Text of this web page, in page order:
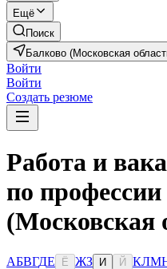
Ещё
Поиск
Балково (Московская
Войти
Войти
Создать резюме
Работа и
по
(Московская
АБВГДЕ Ё ЖЗ И Й КЛМ